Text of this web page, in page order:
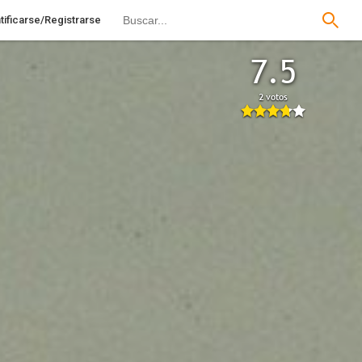
Registrarse
7.5
2 votos